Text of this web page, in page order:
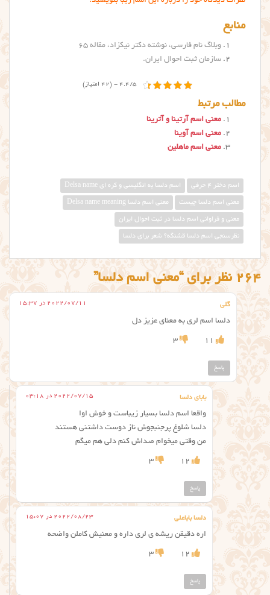
منابع
وبلاگ نام فارسی، نوشته دکتر نیکزاد، مقاله ۶۵
سازمان ثبت احوال ایران.
4.4/5 - (42 امتیاز)
مطالب مرتبط
معنی اسم آرتینا و آترینا
معنی اسم آوینا
معنی اسم ماهلین
اسم دختر 4 حرفی اسم دلسا به انگلیسی و کره ای Delsa name
معنى اسم دلسا چيست معني اسم دلسا Delsa name meaning
معنی و فراوانی اسم دلسا در ثبت احوال ایران
نظرسنجی اسم دلسا قشنگه؟ شعر برای دلسا
264 نظر برای “معنی اسم دلسا”
گلی 2022/07/11 در 15:37
دلسا اسم لری به معنای عزیز دل
11
3
پاسخ
بابای دلسا 2022/07/15 در 03:18
واقعا اسم دلسا بسیار زیباست و خوش اوا
دلسا شلوغ پرجنبجوش ناز دوست داشتنی هستند
من وقتی میخوام صداش کنم دلی هم میگم
12
3
پاسخ
دلسا باباعلی 2022/08/23 در 15:07
اره دقیقن ریشه ی لری داره و معنیش کاملن واضحه
12
3
پاسخ